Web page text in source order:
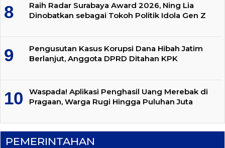
Raih Radar Surabaya Award 2026, Ning Lia
Dinobatkan sebagai Tokoh Politik Idola Gen Z
Pengusutan Kasus Korupsi Dana Hibah Jatim
Berlanjut, Anggota DPRD Ditahan KPK
Waspada! Aplikasi Penghasil Uang Merebak di
Pragaan, Warga Rugi Hingga Puluhan Juta
PEMERINTAHAN